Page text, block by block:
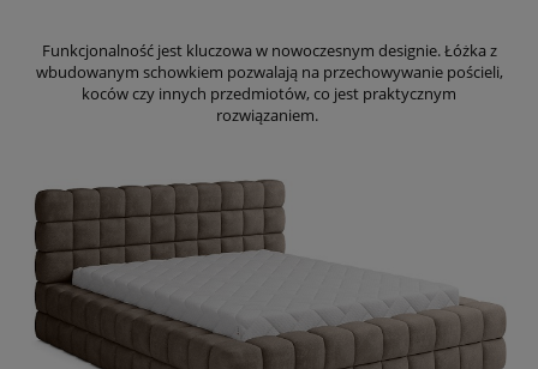
Funkcjonalność jest kluczowa w nowoczesnym designie. Łóżka z
wbudowanym schowkiem pozwalają na przechowywanie pościeli,
koców czy innych przedmiotów, co jest praktycznym
rozwiązaniem.